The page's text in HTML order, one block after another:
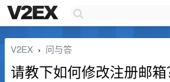
V2EX › 问与答
请教下如何修改注册邮箱